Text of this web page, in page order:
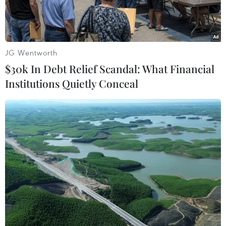
triệu đồng.
Khen thưởng các cá nhân có thành tích. (Ảnh: Minh
Phú/TTXVN)
Chiều 29/2, Phó Cục trưởng Cục Quản lý thị
trường tỉnh Tây Ninh Hồng Văn Hoàng cho biết
JG Wentworth
$30k In Debt Relief Scandal: What Financial
Institutions Quietly Conceal